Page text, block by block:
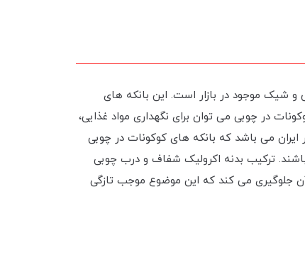
و شیک موجود در بازار است. این بانکه های
در چوبی می توان برای نگهداری مواد غذایی،
ایران می باشد که بانکه های کوکونات در چوبی
ترکیب بدنه اکرولیک شفاف و درب چوبی
جلوگیری می کند که این موضوع موجب تازگی